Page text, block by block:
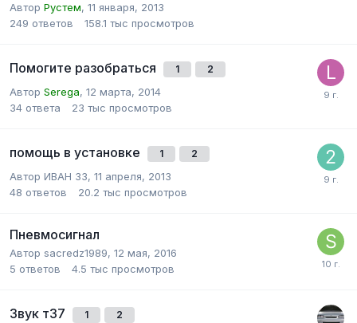
Автор Рустем, 11 января, 2013
249 ответов 158.1 тыс просмотров
Помогите разобраться 1 2
Автор Serega, 12 марта, 2014
34 ответа 23 тыс просмотров
помощь в установке 1 2
Автор ИВАН 33, 11 апреля, 2013
48 ответов 20.2 тыс просмотров
Пневмосигнал
Автор sacredz1989, 12 мая, 2016
5 ответов 4.5 тыс просмотров
Звук т37 1 2